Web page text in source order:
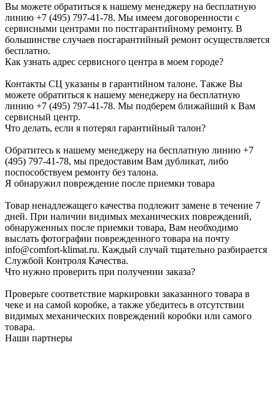
Вы можете обратиться к нашему менеджеру на бесплатную
линию +7 (495) 797-41-78. Мы имеем договоренности с
сервисными центрами по постгарантийному ремонту. В
большинстве случаев посгарантийный ремонт осуществляется
бесплатно.
Как узнать адрес сервисного центра в моем городе?
Контакты СЦ указаны в гарантийном талоне. Также Вы
можете обратиться к нашему менеджеру на бесплатную
линию +7 (495) 797-41-78. Мы подберем ближайший к Вам
сервисный центр.
Что делать, если я потерял гарантийный талон?
Обратитесь к нашему менеджеру на бесплатную линию +7
(495) 797-41-78, мы предоставим Вам дубликат, либо
поспособствуем ремонту без талона.
Я обнаружил повреждение после приемки товара
Товар ненадлежащего качества подлежит замене в течение 7
дней. При наличии видимых механических повреждений,
обнаруженных после приемки товара, Вам необходимо
выслать фотографии поврежденного товара на почту
info@comfort-klimat.ru. Каждый случай тщательно разбирается
Службой Контроля Качества.
Что нужно проверить при получении заказа?
Проверьте соответствие маркировки заказанного товара в
чеке и на самой коробке, а также убедитесь в отсутствии
видимых механических повреждений коробки или самого
товара.
Наши партнеры